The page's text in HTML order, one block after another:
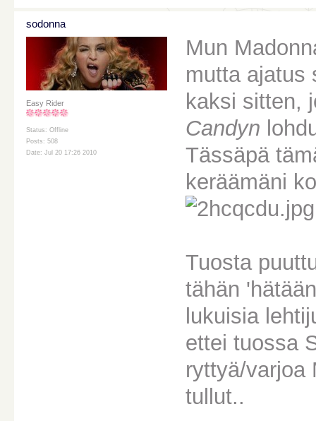
sodonna
Easy Rider
Status: Offline
Posts: 508
Date: Jul 20 17:26 2010
Mun
mutta ajatus
kaksi sitten,
Candyn
Tässäpä
keräämäni
Tuosta
tähän
lukuisia
ettei tuossa
ryttyä/varjoa
tullut..